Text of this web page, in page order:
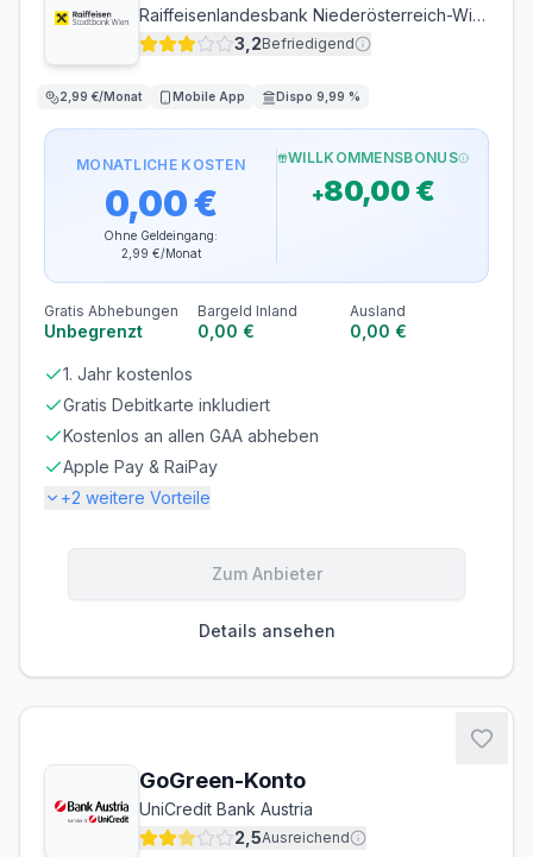
ABHEBEN INLAND
0,00 €
ABHEBEN AUSLAND
0,00 €
Raiffeisenlandesbank Niederösterreich-Wien AG
3,2Befriedigend
2,99 €/Monat Mobile App Dispo 9,99 %
MONATLICHE KOSTEN
0,00 €
Ohne Geldeingang:
2,99 €/Monat
WILLKOMMENSBONUS
+80,00 €
Gratis Abhebungen
Unbegrenzt
Bargeld Inland
0,00 €
Ausland
0,00 €
1. Jahr kostenlos
Gratis Debitkarte inkludiert
Kostenlos an allen GAA abheben
Apple Pay & RaiPay
+2 weitere Vorteile
DISPOZINS
ABHEBEN INLAND
0,00 €
ABHEBEN AUSLAND
0,00 €
Zum Anbieter
Details ansehen
GoGreen-Konto
UniCredit Bank Austria
2,5Ausreichend